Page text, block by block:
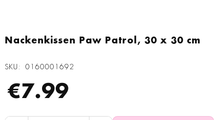
Nackenkissen Paw Patrol, 30 x 30 cm
SKU 0160001692
€7.99
Anfang
springen